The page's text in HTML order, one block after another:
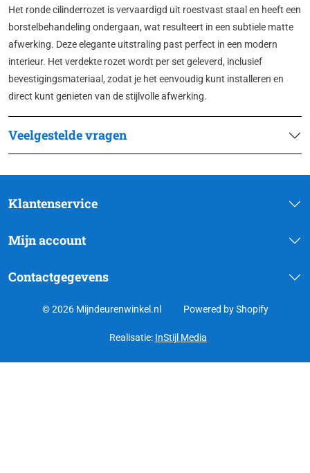
Het ronde cilinderrozet is vervaardigd uit roestvast staal en heeft een
borstelbehandeling ondergaan, wat resulteert in een subtiele matte
afwerking. Deze elegante uitstraling past perfect in een modern
interieur. Het verdekte rozet wordt per set geleverd, inclusief
bevestigingsmateriaal, zodat je het eenvoudig kunt installeren en
direct kunt genieten van de stijlvolle afwerking.
Veelgestelde vragen
Klantenservice
Mijn account
Contactgegevens
© 2026 Mijndeurenwinkel.nl Powered by Shopify
Realisatie: InStijl Media